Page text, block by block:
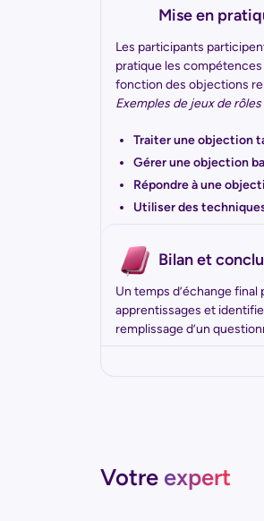
Mise en
Les participants
pratique les
fonction des objections
Exemples de jeux de rôles
Traiter une objection
Gérer une objection
Répondre à une
Utiliser des
Bilan et
Un temps d’échange
apprentissages et
remplissage d’un
Votre expert